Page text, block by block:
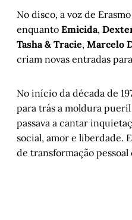
No disco, a voz de
enquanto Emicida,
Tasha & Tracie, Marcelo
criam novas entradas
No início da década de
para trás a moldura
passava a cantar
social, amor e liberdade.
de transformação pessoal